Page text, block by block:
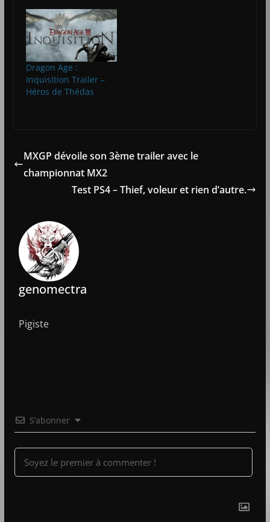
Dragon Age :
Inquisition Trailer –
Héros de Thédas
MXGP dévoile son 3ème trailer avec le
championnat MX2
Test PS4 – Thief, voleur et rien d’autre.
genomectra
Pigiste
S’abonner